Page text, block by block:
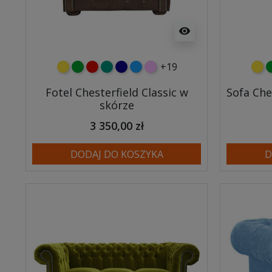
visibility
żółtyzielonyczerwony
turkusowy
granatowy
niebieski
różowy
+19
Fotel Chesterfield Classic w
skórze
3 350,00 zł
DODAJ DO KOSZYKA
żółty
Sofa